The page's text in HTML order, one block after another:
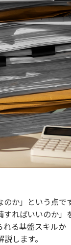
か」という点で
ればいいのか」
れる基盤スキルか
します。